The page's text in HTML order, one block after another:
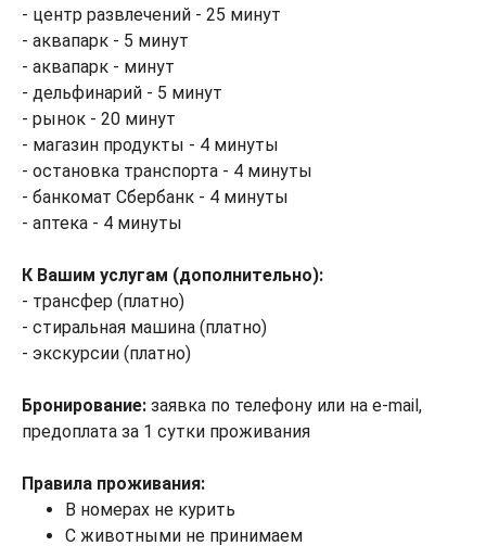
- центр развлечений - 25 минут
- аквапарк - 5 минут
- аквапарк - минут
- дельфинарий - 5 минут
- рынок - 20 минут
- магазин продукты - 4 минуты
- остановка транспорта - 4 минуты
- банкомат Сбербанк - 4 минуты
- аптека - 4 минуты
К Вашим услугам (дополнительно):
- трансфер (платно)
- стиральная машина (платно)
- экскурсии (платно)
Бронирование: заявка по телефону или на e-mail,
предоплата за 1 сутки проживания
Правила проживания:
В номерах не курить
С животными не принимаем